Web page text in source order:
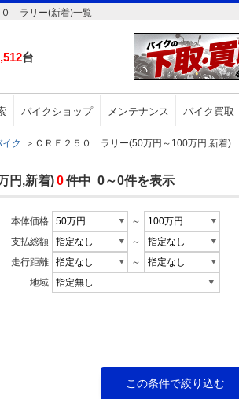
０ ラリー(新着)一覧
台
バイクショップ メンテナンス バイク買取
ク ＞ ＣＲＦ２５０ ラリー(50万円～100万円,新着)
円,新着)0件中 0～0件を表示
本体価格
～
支払総額
～
走行距離
～
地域